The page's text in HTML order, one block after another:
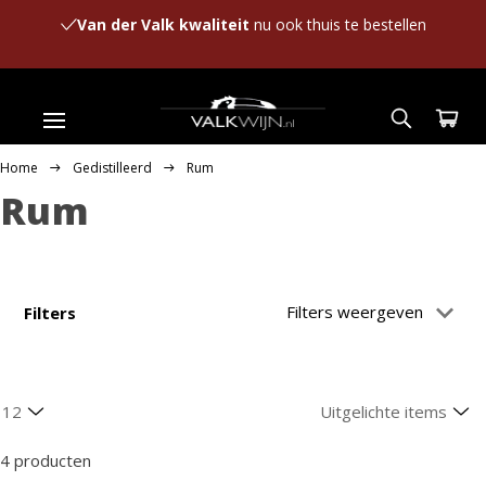
Van der Valk kwaliteit nu ook thuis te bestellen
Home Gedistilleerd Rum
Rum
4 producten
Filters Filters weergeven